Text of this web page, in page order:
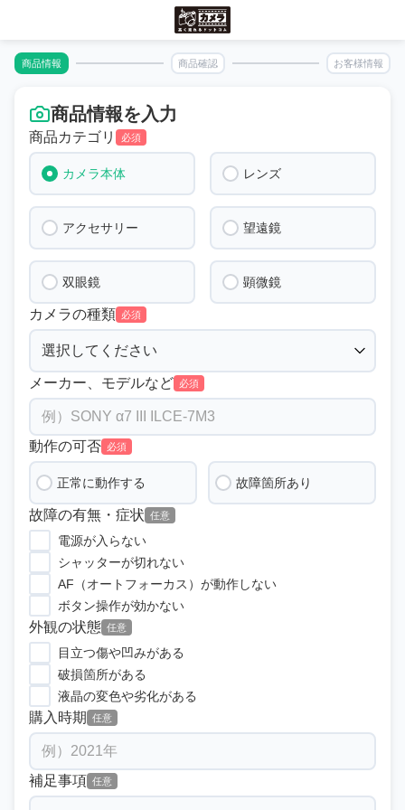
商品情報 商品確認 お客様情報
商品情報を入力
商品カテゴリ 必須
カメラ本体 レンズ
アクセサリー 望遠鏡
双眼鏡 顕微鏡
カメラの種類 必須
メーカー、モデルなど 必須
動作の可否 必須
正常に動作する 故障箇所あり
故障の有無・症状 任意
電源が入らない
シャッターが切れない
AF（オートフォーカス）が動作しない
ボタン操作が効かない
外観の状態 任意
目立つ傷や凹みがある
破損箇所がある
液晶の変色や劣化がある
購入時期 任意
補足事項 任意